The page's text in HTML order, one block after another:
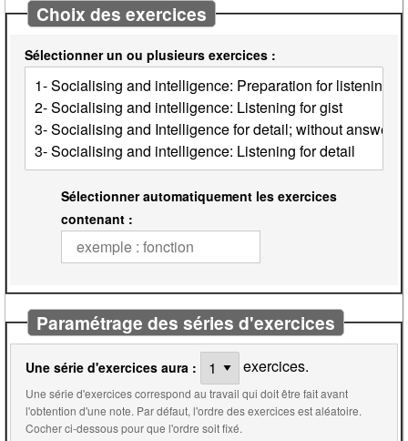
Choix des exercices
Sélectionner un ou plusieurs exercices :
Sélectionner automatiquement les exercices
contenant :
Paramétrage des séries d'exercices
Une série d'exercices aura : exercices.
Une série d'exercices correspond au travail qui doit être fait avant
l'obtention d'une note. Par défaut, l'ordre des exercices est aléatoire.
Cocher ci-dessous pour que l'ordre soit fixé.